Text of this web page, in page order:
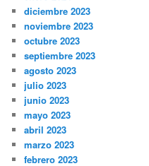
diciembre 2023
noviembre 2023
octubre 2023
septiembre 2023
agosto 2023
julio 2023
junio 2023
mayo 2023
abril 2023
marzo 2023
febrero 2023